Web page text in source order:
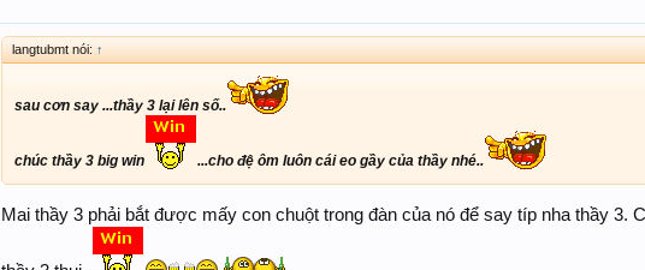
langtubmt nói: ↑
sau cơn say ...thầy 3 lại lên số..
chúc thầy 3 big win ...cho đệ ôm luôn cái eo gầy của thầy nhé..
Mai thầy 3 phải bắt được mấy con chuột trong đàn của nó để say típ nha thầy